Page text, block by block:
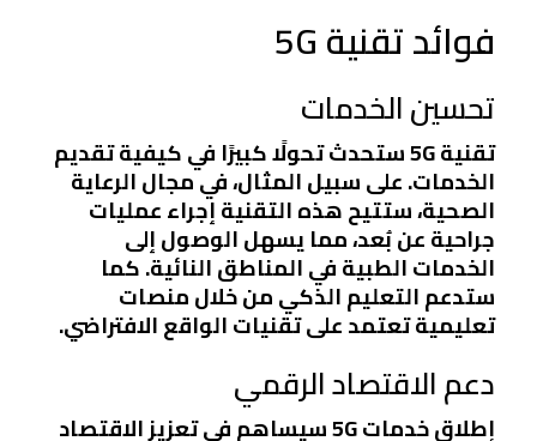
فوائد تقنية 5G
تحسين الخدمات
تقنية 5G ستحدث تحولًا كبيرًا في كيفية تقديم
الخدمات. على سبيل المثال، في مجال الرعاية
الصحية، ستتيح هذه التقنية إجراء عمليات
جراحية عن بُعد، مما يسهل الوصول إلى
الخدمات الطبية في المناطق النائية. كما
ستدعم التعليم الذكي من خلال منصات
تعليمية تعتمد على تقنيات الواقع الافتراضي.
دعم الاقتصاد الرقمي
إطلاق خدمات 5G سيساهم في تعزيز الاقتصاد